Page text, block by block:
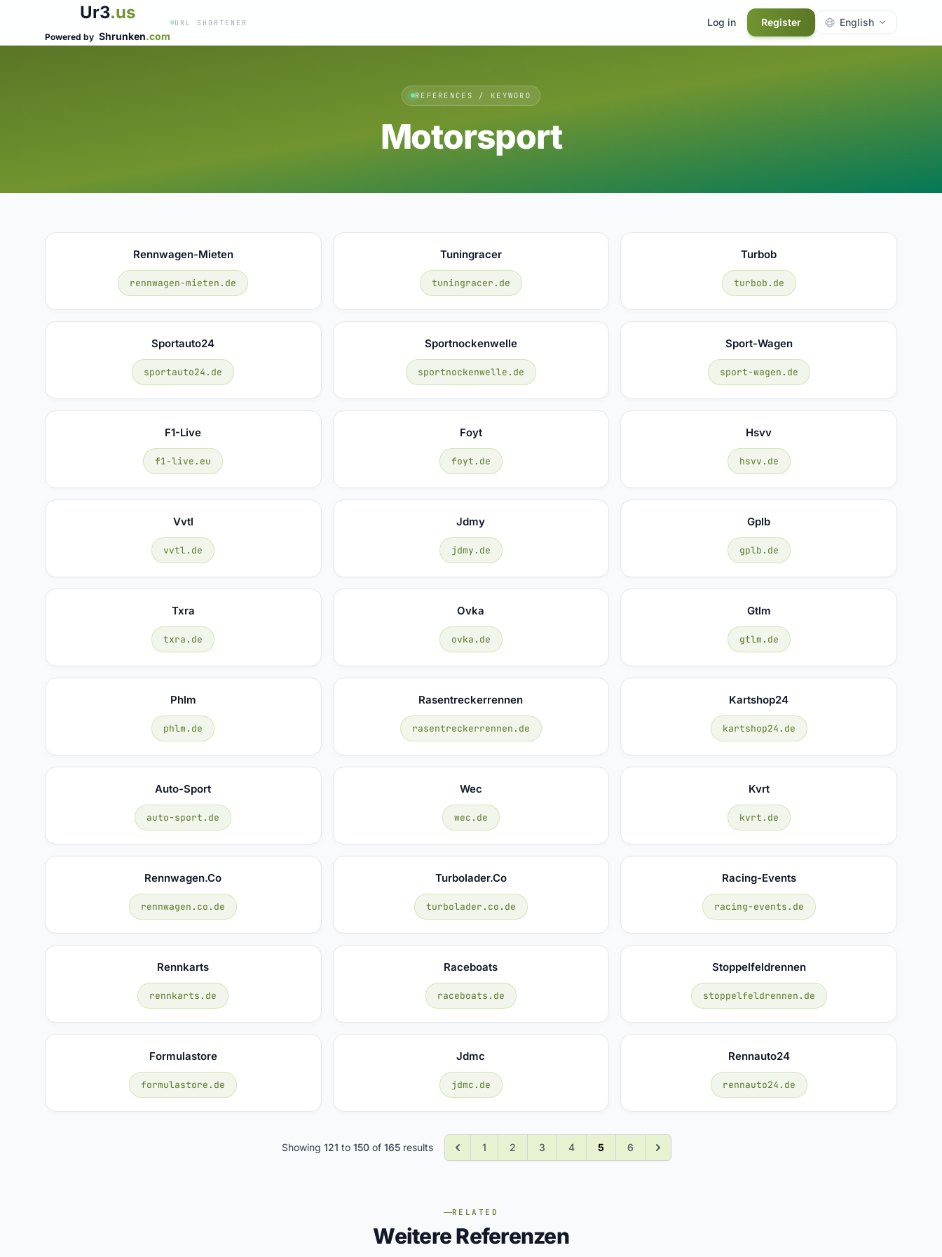
Ur3.us
Powered by Shrunken.com
URL SHORTENER Log in Register English
REFERENCES / KEYWORD
Motorsport
Rennwagen-Mieten
rennwagen-mieten.de
Tuningracer
tuningracer.de
Turbob
turbob.de
Sportauto24
sportauto24.de
Sportnockenwelle
sportnockenwelle.de
Sport-Wagen
sport-wagen.de
F1-Live
f1-live.eu
Foyt
foyt.de
Hsvv
hsvv.de
Vvtl
vvtl.de
Jdmy
jdmy.de
Gplb
gplb.de
Txra
txra.de
Ovka
ovka.de
Gtlm
gtlm.de
Phlm
phlm.de
Rasentreckerrennen
rasentreckerrennen.de
Kartshop24
kartshop24.de
Auto-Sport
auto-sport.de
Wec
wec.de
Kvrt
kvrt.de
Rennwagen.co
rennwagen.co.de
Turbolader.co
turbolader.co.de
Racing-Events
racing-events.de
Rennkarts
rennkarts.de
Raceboats
raceboats.de
Stoppelfeldrennen
stoppelfeldrennen.de
Formulastore
formulastore.de
Jdmc
jdmc.de
Rennauto24
rennauto24.de
Showing 121 to 150 of 165 results 1 2 3 4 5 6
RELATED
Weitere Referenzen